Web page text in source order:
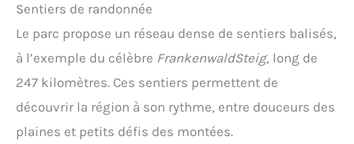
Sentiers de randonnée
Le parc propose un réseau dense de sentiers balisés,
à l’exemple du célèbre FrankenwaldSteig, long de
247 kilomètres. Ces sentiers permettent de
découvrir la région à son rythme, entre douceurs des
plaines et petits défis des montées.